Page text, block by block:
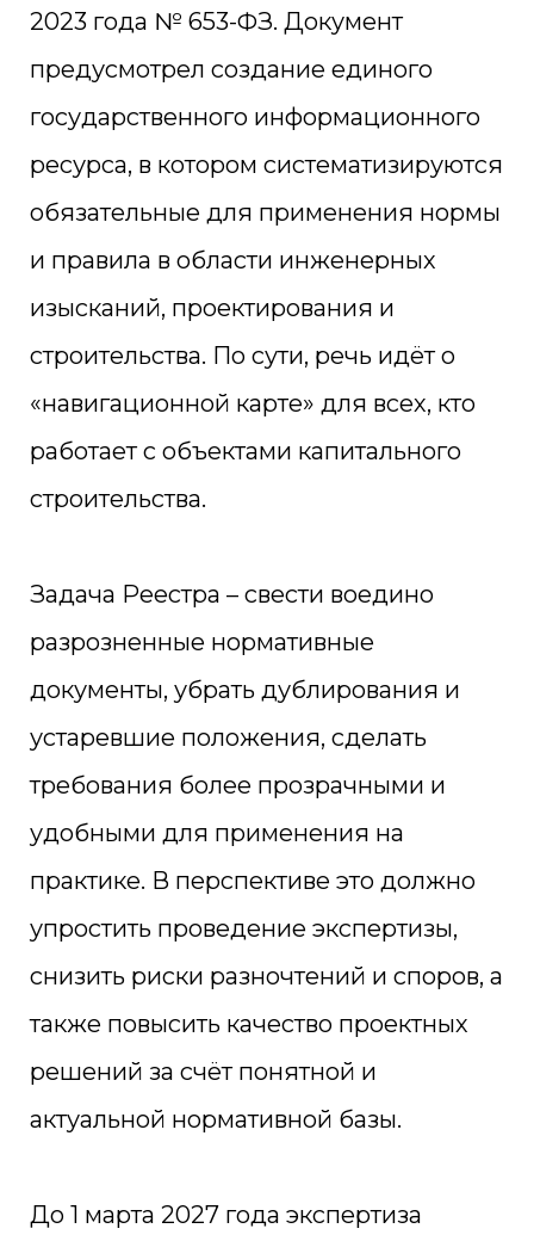
2023 года № 653-ФЗ. Документ
предусмотрел создание единого
государственного информационного
ресурса, в котором систематизируются
обязательные для применения нормы
и правила в области инженерных
изысканий, проектирования и
строительства. По сути, речь идёт о
«навигационной карте» для всех, кто
работает с объектами капитального
строительства.
Задача Реестра – свести воедино
разрозненные нормативные
документы, убрать дублирования и
устаревшие положения, сделать
требования более прозрачными и
удобными для применения на
практике. В перспективе это должно
упростить проведение экспертизы,
снизить риски разночтений и споров, а
также повысить качество проектных
решений за счёт понятной и
актуальной нормативной базы.
До 1 марта 2027 года экспертиза